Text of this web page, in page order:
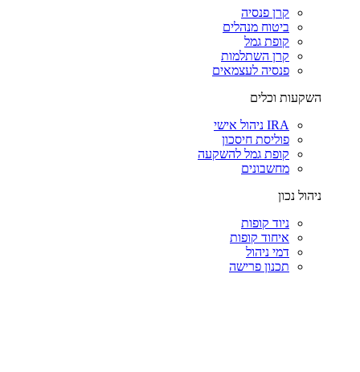
קרן פנסיה
ביטוח מנהלים
קופת גמל
קרן השתלמות
פנסיה לעצמאים
השקעות וכלים
IRA ניהול אישי
פוליסת חיסכון
קופת גמל להשקעה
מחשבונים
ניהול נכון
ניוד קופות
איחוד קופות
דמי ניהול
תכנון פרישה